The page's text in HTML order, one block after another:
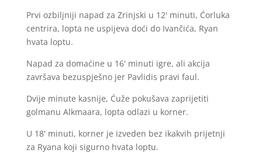
Prvi ozbiljniji napad za Zrinjski u 12' minuti, Ćorluka
centrira, lopta ne uspijeva doći do Ivančića, Ryan
hvata loptu.
Napad za domaćine u 16' minuti igre, ali akcija
završava bezuspješno jer Pavlidis pravi faul.
Dvije minute kasnije, Ćuže pokušava zaprijetiti
golmanu Alkmaara, lopta odlazi u korner.
U 18' minuti, korner je izveden bez ikakvih prijetnji
za Ryana koji sigurno hvata loptu.